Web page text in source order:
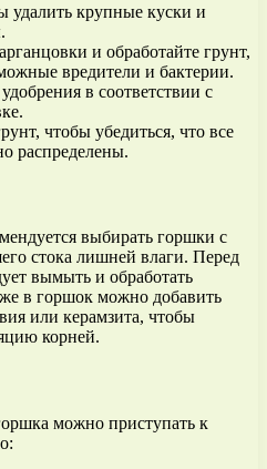
удалить крупные куски и
и обработайте грунт,
вредители и бактерии.
в соответствии с
чтобы убедиться, что все
распределены.
выбирать горшки с
стока лишней влаги. Перед
вымыть и обработать
в горшок можно добавить
или керамзита, чтобы
корней.
можно приступать к